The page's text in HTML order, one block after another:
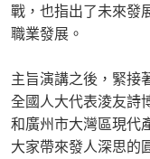
戰，也指出了未來發
職業發展。
主旨演講之後，緊接
全國人大代表淩友詩
和廣州市大灣區現代
大家帶來發人深思的